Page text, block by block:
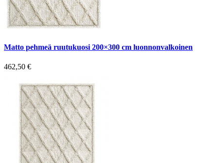
Matto pehmeä ruutukuosi 200×300 cm luonnonvalkoinen
462,50 €